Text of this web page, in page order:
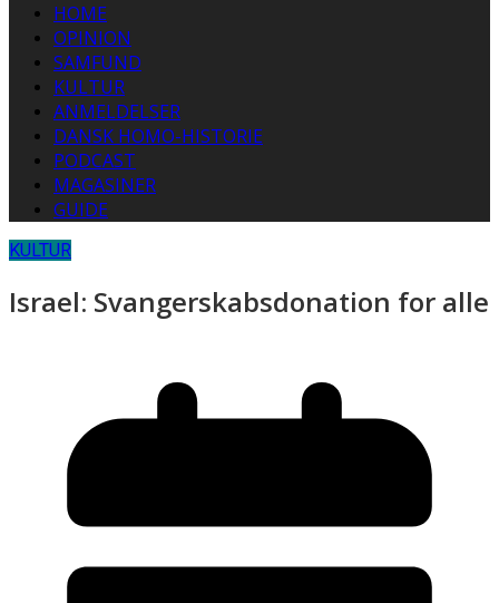
HOME
OPINION
SAMFUND
KULTUR
ANMELDELSER
DANSK HOMO-HISTORIE
PODCAST
MAGASINER
GUIDE
KULTUR
Israel: Svangerskabsdonation for alle